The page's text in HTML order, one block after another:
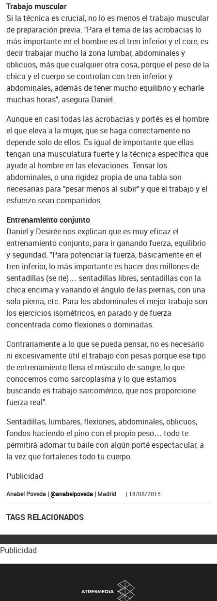
Trabajo muscular
Si la técnica es crucial, no lo es menos el trabajo muscular
de preparación previa. "Para el tema de las acrobacias lo
más importante en el hombre es el tren inferior y el core, es
decir trabajar mucho la zona lumbar, abdominales y
oblicuos, más que cualquier otra cosa, porque el peso de la
chica y el cuerpo se controlan con tren inferior y
abdominales, además de tener mucho equilibrio y echarle
muchas horas", asegura Daniel.
Aunque en casi todas las acrobacias y portés es el hombre
el que eleva a la mujer, que se haga correctamente no
depende solo de ellos. Es igual de importante que ellas
tengan una musculatura fuerte y la técnica específica que
ayude al hombre en las elevaciones. Tensar los
abdominales, o una rigidez propia de una tabla son
necesarias para "pesar menos al subir" y que el trabajo y el
esfuerzo sean compartidos.
Entrenamiento conjunto
Daniel y Desirée nos explican que es muy eficaz el
entrenamiento conjunto, para ir ganando fuerza, equilibrio
y seguridad. "Para potenciar la fuerza, básicamente en el
tren inferior, lo más importante es hacer dos millones de
sentadillas (se ríe)… sentadillas libres, sentadillas con la
chica encima y variando el ángulo de las piernas, con una
sola pierna, etc. Para los abdominales el mejor trabajo son
los ejercicios isométricos, en parado y de fuerza
concentrada como flexiones o dominadas.
Contrariamente a lo que se pueda pensar, no es necesario
ni excesivamente útil el trabajo con pesas porque ese tipo
de entrenamiento llena el músculo de sangre, lo que
conocemos como sarcoplasma y lo que estamos
buscando es trabajo sarcomérico, que nos proporcione
fuerza real".
Sentadillas, lumbares, flexiones, abdominales, oblicuos,
fondos haciendo el pino con el propio peso… todo te
permitirá adornar tu baile con algún porté espectacular, a
la vez que fortaleces todo tu cuerpo.
Publicidad
Anabel Poveda |@anabelpoveda| Madrid | 18/08/2015
TAGS RELACIONADOS
Publicidad